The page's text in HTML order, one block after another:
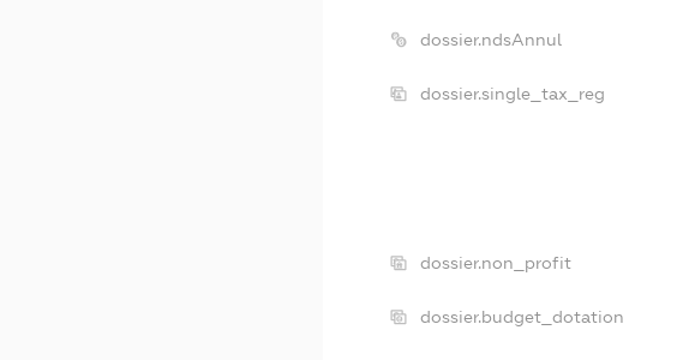
dossier.ndsAnnul
dossier.single_tax_reg
dossier.non_profit
dossier.budget_dotation